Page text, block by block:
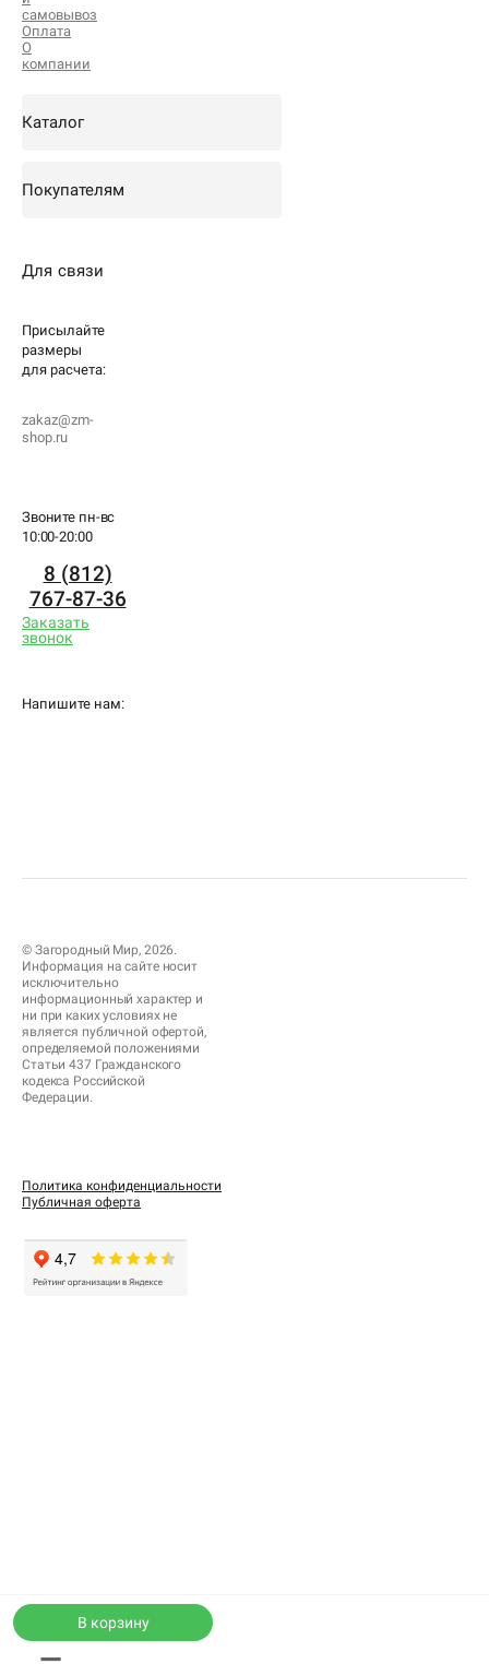
В корзину
самовывоз
Оплата
О
компании
Каталог
Покупателям
Для связи
Присылайте
размеры
для расчета:
zakaz@zm-
shop.ru
Звоните пн-вс
10:00-20:00
8 (812)
767-87-36
Заказать
звонок
Напишите нам:
© Загородный Мир, 2026.
Информация на сайте носит
исключительно
информационный характер и
ни при каких условиях не
является публичной офертой,
определяемой положениями
Статьи 437 Гражданского
кодекса Российской
Федерации.
Политика конфиденциальности
Публичная оферта